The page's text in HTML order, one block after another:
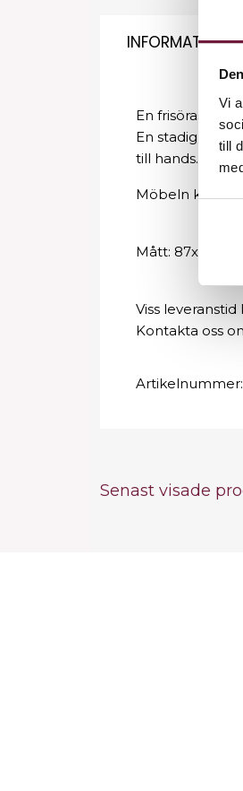
Vi
till
INFORMATION
En
En stadig
till hands.
Möbeln
Mått: 87x38x39
Viss
Kontakta oss
Artikelnummer:
Senast visade